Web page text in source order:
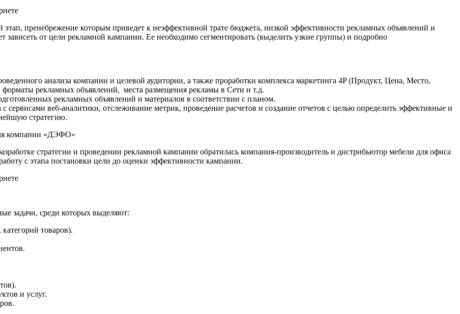
пренебрежение которым приведет к неэффективной трате бюджета, низкой эффективности рекламных объявлений и
зависеть от цели рекламной кампании. Ее необходимо сегментировать (выделить узкие группы) и подробно
анализа компании и целевой аудитории, а также проработки комплекса маркетинга 4P (Продукт, Цена, Место,
рекламных объявлений, места размещения рекламы в Сети и т.д.
рекламных объявлений и материалов в соответствии с планом.
с сервисами веб-аналитики, отслеживание метрик, проведение расчетов и создание отчетов с целью определить эффективные и
стратегию.
компании «ДЭФО»
стратегии и проведении рекламной кампании обратилась компания-производитель и дистрибьютор мебели для офиса
с этапа постановки цели до оценки эффективности кампании.
задачи, среди которых выделяют:
товаров).
и услуг.